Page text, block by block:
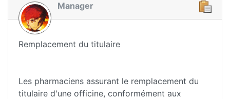
Manager
Remplacement du titulaire
Les pharmaciens assurant le remplacement du
titulaire d'une officine, conformément aux